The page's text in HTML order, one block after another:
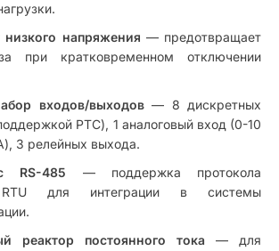
напряжения — предотвращает
при кратковременном отключении
входов/выходов— 8 дискретных
PTC), 1 аналоговый вход (0-10
3 релейных выхода.
RS-485 — поддержка протокола
для интеграции в системы
реактор постоянного тока — для